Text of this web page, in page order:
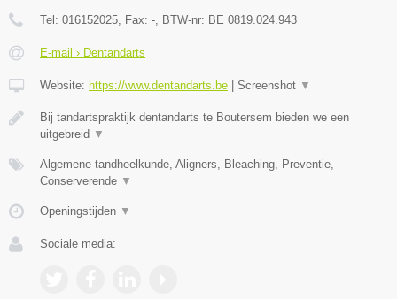
Tel: 016152025 , Fax: - , BTW-nr: BE 0819.024.943
E-mail › Dentandarts
Website: https://www.dentandarts.be | Screenshot ▼
Bij tandartspraktijk dentandarts te Boutersem bieden we een
uitgebreid ▼
Algemene tandheelkunde, Aligners, Bleaching, Preventie,
Conserverende ▼
Openingstijden ▼
Sociale media: